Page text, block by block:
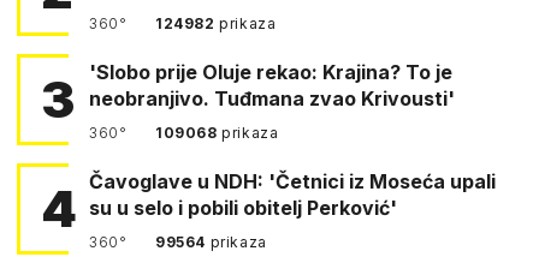
360° 124982prikaza
3
'Slobo prije Oluje rekao: Krajina? To je
neobranjivo. Tuđmana zvao Krivousti'
360° 109068prikaza
4 Čavoglave u NDH: 'Četnici iz Moseća upali
su u selo i pobili obitelj Perković'
360° 99564 prikaza